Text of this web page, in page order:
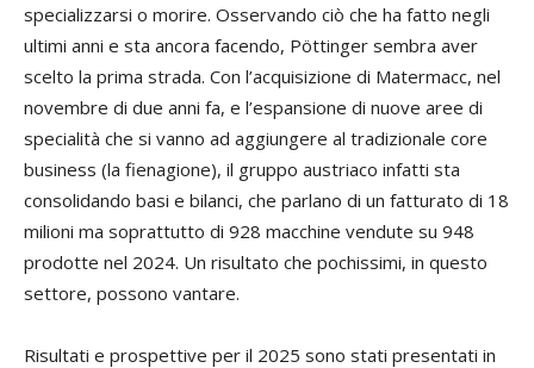
specializzarsi o morire. Osservando ciò che ha fatto negli
ultimi anni e sta ancora facendo, Pöttinger sembra aver
scelto la prima strada. Con l’acquisizione di Matermacc, nel
novembre di due anni fa, e l’espansione di nuove aree di
specialità che si vanno ad aggiungere al tradizionale core
business (la fienagione), il gruppo austriaco infatti sta
consolidando basi e bilanci, che parlano di un fatturato di 18
milioni ma soprattutto di 928 macchine vendute su 948
prodotte nel 2024. Un risultato che pochissimi, in questo
settore, possono vantare.
Risultati e prospettive per il 2025 sono stati presentati in